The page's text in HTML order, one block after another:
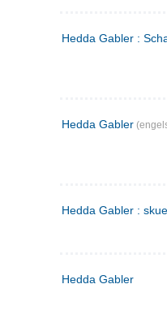
Hedda Gabler :
Hedda Gabler
Hedda Gabler :
Hedda Gabler